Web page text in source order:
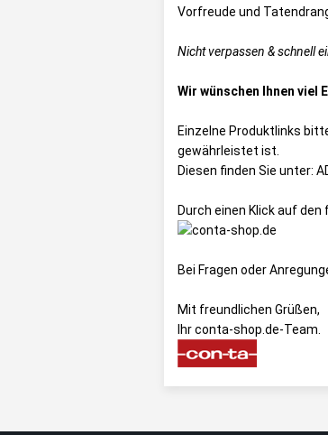
Vorfreude und
Nicht verpassen & schnell
Wir wünschen Ihnen viel
Einzelne Produktlinks
gewährleistet ist.
Diesen finden Sie unter:
Durch einen Klick auf
Bei Fragen oder
Mit freundlichen Grüßen,
Ihr conta-shop.de-Team.